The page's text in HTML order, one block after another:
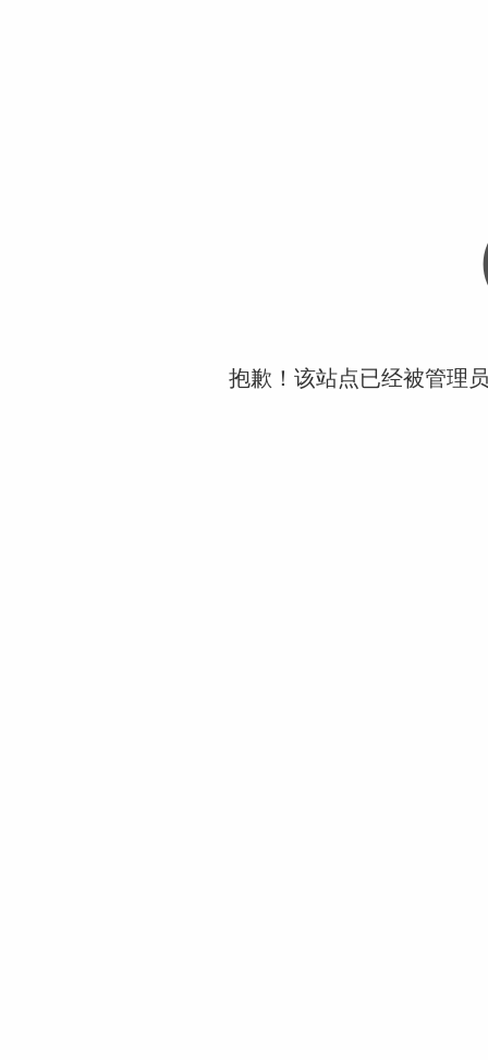
抱歉！该站点已经被管理